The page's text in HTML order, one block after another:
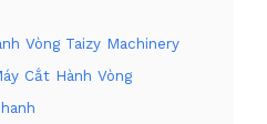
Vòng Taizy Machinery
Cắt Hành Vòng